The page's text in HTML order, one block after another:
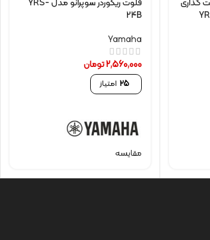
گذاری
فلوت ریکوردر سوپرانو مدل YRS-
24B
Yamaha
2,560,000تومان
25 امتیاز
مقایسه